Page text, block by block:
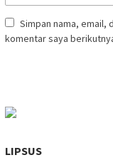
Simpan nama, email,
komentar saya
LIPSUS